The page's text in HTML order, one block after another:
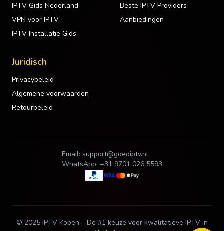
IPTV Gids Nederland
VPN voor IPTV
IPTV Installatie Gids
Beste IPTV Providers
Aanbiedingen
Juridisch
Privacybeleid
Algemene voorwaarden
Retourbeleid
Email: support@goediptv.nl
WhatsApp: +31 9701 026 5593
© 2025 IPTV Kopen – De #1 keuze voor kwalitatieve IPTV in